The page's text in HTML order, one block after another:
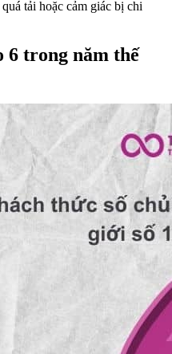
tải hoặc cảm giác bị chi
6 trong năm thế